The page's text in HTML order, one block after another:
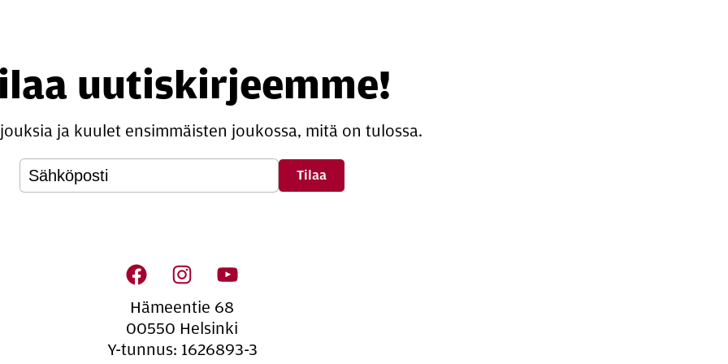
uutiskirjeemme!
ja kuulet ensimmäisten joukossa, mitä on tulossa.
na­vi­goin­ti
Hämeentie 68
00550 Helsinki
Y-tunnus: 1626893-3